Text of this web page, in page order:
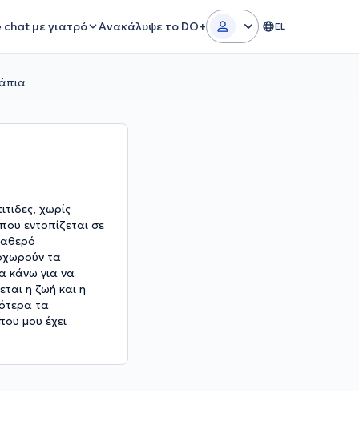
chat με γιατρό Ανακάλυψε το DO+ EL
χωρίς
εντοπίζεται σε
τα
κάνω για να
η ζωή και η
τα
μου έχει